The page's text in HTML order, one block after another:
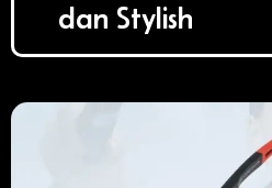
dan Stylish